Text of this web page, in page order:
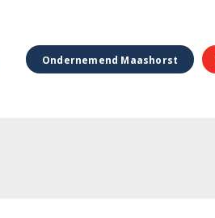
Ondernemend Maashorst